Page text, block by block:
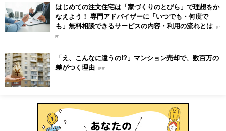
はじめての注文住宅は「家づくりのとびら」で理想をか
なえよう！ 専門アドバイザーに「いつでも・何度で
も」無料相談できるサービスの内容・利用の流れとは [P
R]
「え、こんなに違うの!?」マンション売却で、数百万の
差がつく理由 [PR]